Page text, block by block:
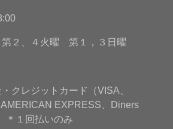
２、４火曜 第１，３日曜
クレジットカード（VISA、
EXPRESS、Diners
＊１回払いのみ